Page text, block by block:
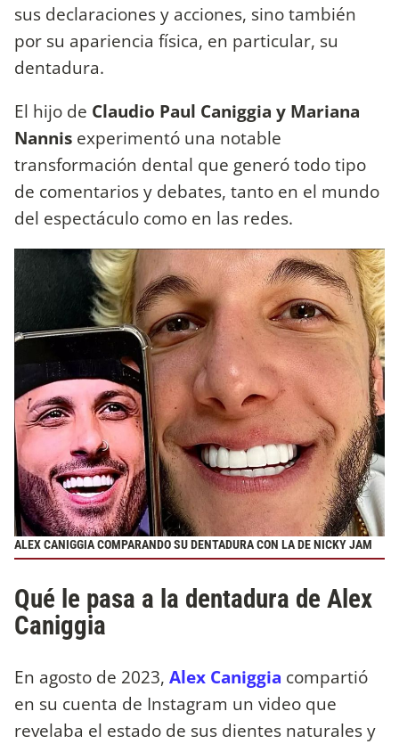
sus declaraciones y acciones, sino también
por su apariencia física, en particular, su
dentadura.
El hijo de Claudio Paul Caniggia y Mariana
Nannis experimentó una notable
transformación dental que generó todo tipo
de comentarios y debates, tanto en el mundo
del espectáculo como en las redes.
ALEX CANIGGIA COMPARANDO SU DENTADURA CON LA DE NICKY JAM
Qué le pasa a la dentadura de Alex
Caniggia
En agosto de 2023, Alex Caniggia compartió
en su cuenta de Instagram un video que
revelaba el estado de sus dientes naturales y